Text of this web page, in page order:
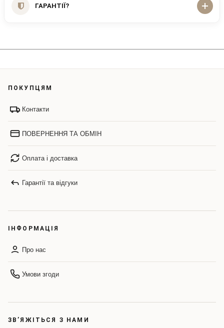
ГАРАНТІЇ?
ПОКУПЦЯМ
Контакти
ПОВЕРНЕННЯ ТА ОБМІН
Оплата і доставка
Гарантії та відгуки
ІНФОРМАЦІЯ
Про нас
Умови згоди
ЗВ’ЯЖІТЬСЯ З НАМИ